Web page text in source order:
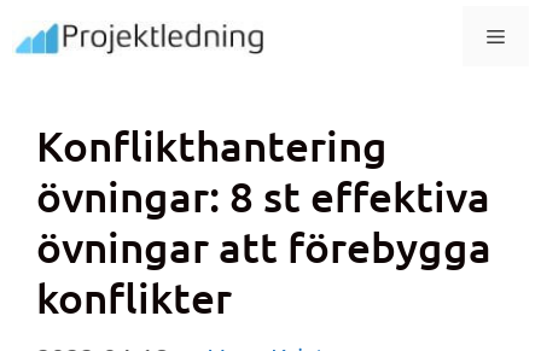
Hoppa
till
Konflikthantering
övningar: 8 st effektiva
övningar att förebygga
konflikter